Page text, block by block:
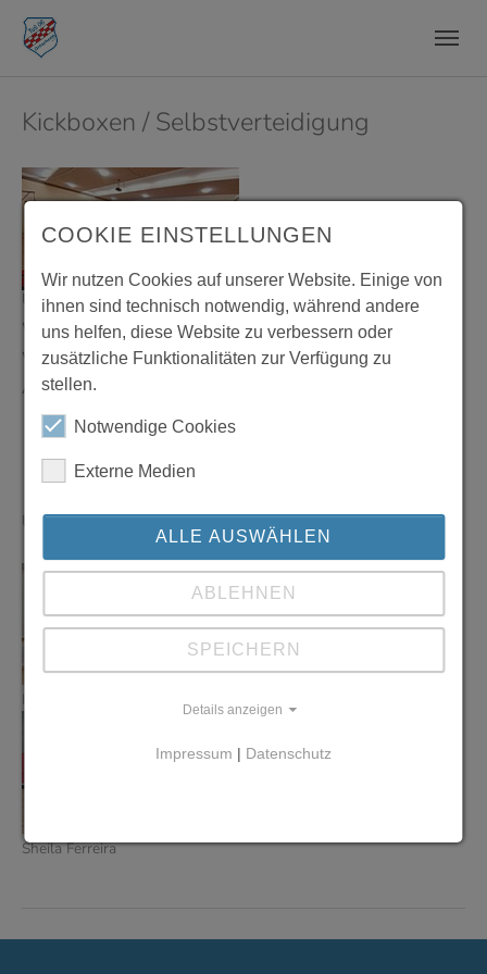
Zum Hauptinhalt springen
Skip to page footer
Kickboxen / Selbstverteidigung
Show larger version
Übungszeiten:Montags und Donnerstags
Wo:Turnhalle "Im Hütten"
Wann:18:00 - 20:00 Uhr
Altersgruppe:
Unsere Übungsleiter dieser Gruppe:
Ingo Müller Luca Marra
Sheila Ferreira
COOKIE EINSTELLUNGEN
Wir nutzen Cookies auf unserer Website. Einige von
ihnen sind technisch notwendig, während andere
uns helfen, diese Website zu verbessern oder
zusätzliche Funktionalitäten zur Verfügung zu
stellen.
Notwendige Cookies
Externe Medien
ALLE AUSWÄHLEN
ABLEHNEN
SPEICHERN
Details anzeigen
Impressum | Datenschutz